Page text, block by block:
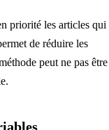
priorité les articles qui
de réduire les
peut ne pas être